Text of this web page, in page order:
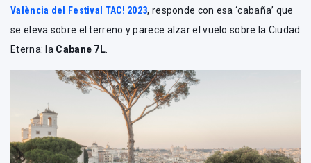
València del Festival TAC! 2023, responde con esa ‘cabaña’ que
se eleva sobre el terreno y parece alzar el vuelo sobre la Ciudad
Eterna: la Cabane 7L